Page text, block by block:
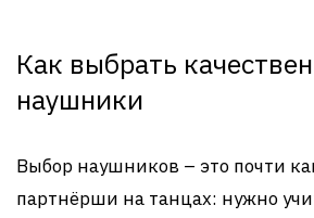
Как выбрать
наушники
Выбор наушников – это почти
партнёрши на танцах: нужно